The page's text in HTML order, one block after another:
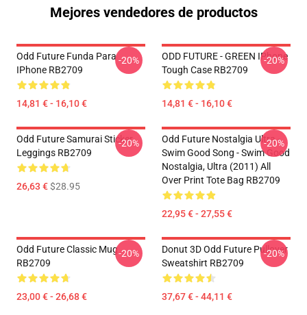
Mejores vendedores de productos
Odd Future Funda Para
IPhone RB2709
14,81 € - 16,10 €
-20%
ODD FUTURE - GREEN IPhone
Tough Case RB2709
14,81 € - 16,10 €
-20%
Odd Future Samurai Sticker
Leggings RB2709
26,63 €$28.95
-20%
Odd Future Nostalgia Ultra -
Swim Good Song - Swim Good
Nostalgia, Ultra (2011) All
Over Print Tote Bag RB2709
22,95 € - 27,55 €
-20%
Odd Future Classic Mug
RB2709
23,00 € - 26,68 €
-20%
Donut 3D Odd Future Pullover
Sweatshirt RB2709
37,67 € - 44,11 €
-20%